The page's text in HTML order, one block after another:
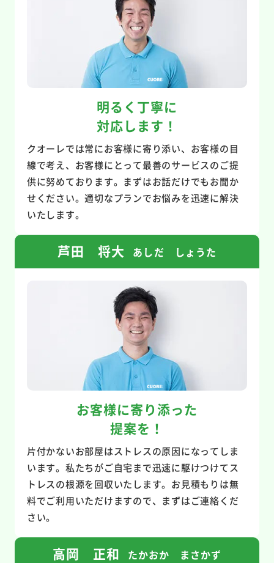
明るく丁寧に
対応します！
クオーレでは常にお客様に寄り添い、お客様の目
線で考え、お客様にとって最善のサービスのご提
供に努めております。まずはお話だけでもお聞か
せください。適切なプランでお悩みを迅速に解決
いたします。
芦田 将大 あしだ しょうた
お客様に寄り添った
提案を！
片付かないお部屋はストレスの原因になってしま
います。私たちがご自宅まで迅速に駆けつけてス
トレスの根源を回収いたします。お見積もりは無
料でご利用いただけますので、まずはご連絡くだ
さい。
高岡 正和 たかおか まさかず